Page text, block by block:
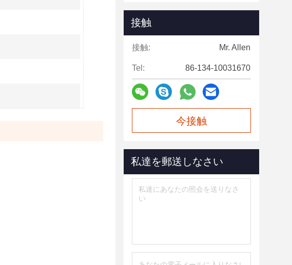
接触
接触: Mr. Allen
Tel: 86-134-10031670
今接触
私達を郵送しなさい